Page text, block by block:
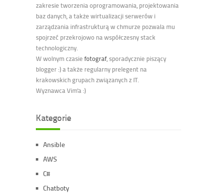
zakresie tworzenia oprogramowania, projektowania
baz danych, a także wirtualizacji serwerów i
zarządzania infrastrukturą w chmurze pozwala mu
spojrzeć przekrojowo na współczesny stack
technologiczny.
W wolnym czasie fotograf, sporadycznie piszący
blogger :) a także regularny prelegent na
krakowskich grupach związanych z IT.
Wyznawca Vim'a :)
Kategorie
Ansible
AWS
C#
Chatboty